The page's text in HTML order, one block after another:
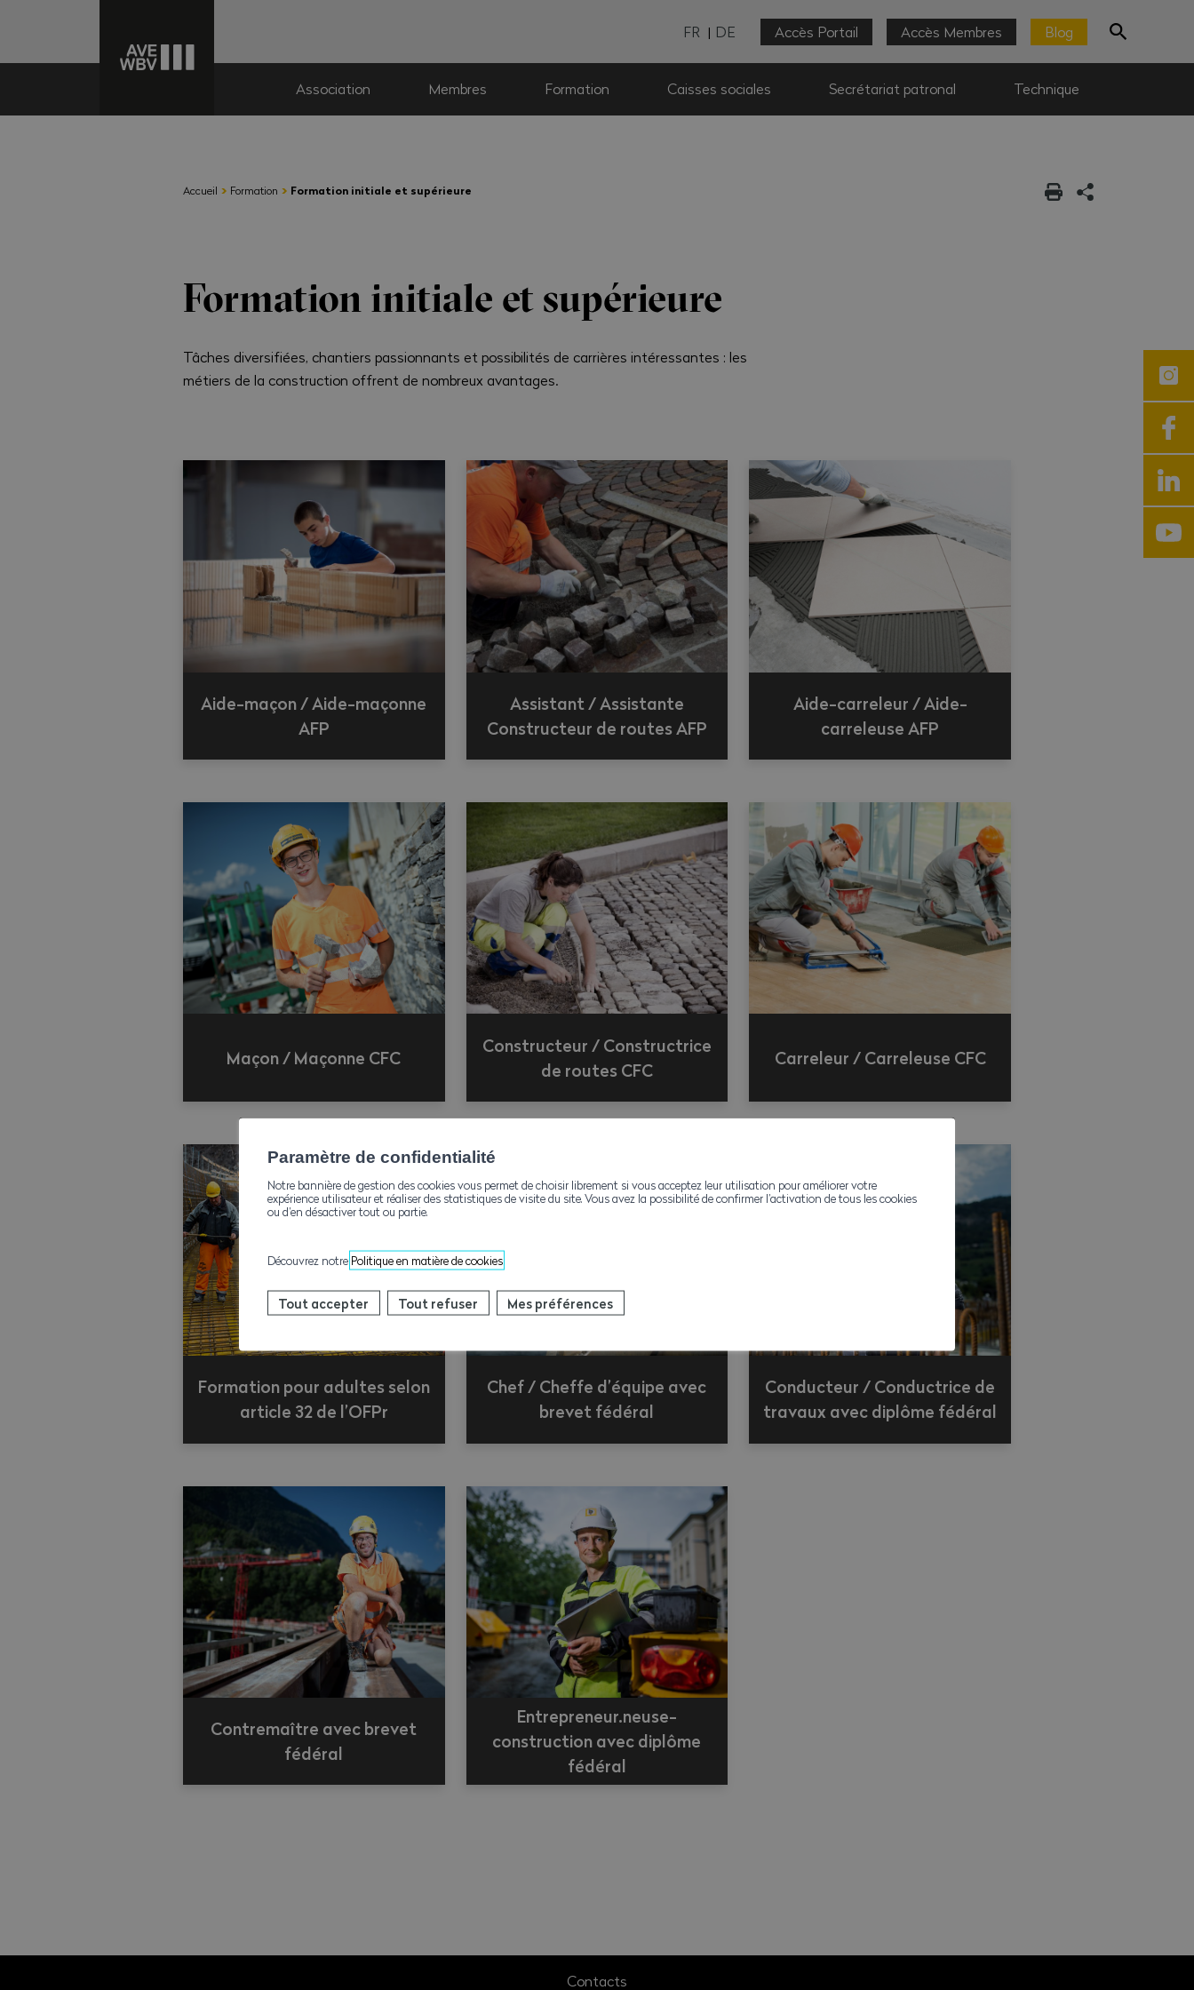
FR DE Accès Portail Accès Membres Blog
Association Membres Formation Caisses sociales Secrétariat patronal Technique
Accueil › Formation › Formation initiale et supérieure
Formation initiale et supérieure
Tâches diversifiées, chantiers passionnants et possibilités de carrières intéressantes : les
métiers de la construction offrent de nombreux avantages.
Aide-maçon / Aide-maçonne
AFP
Assistant / Assistante
Constructeur de routes AFP
Aide-carreleur / Aide-
carreleuse AFP
Maçon / Maçonne CFC
Constructeur / Constructrice
de routes CFC
Carreleur / Carreleuse CFC
Formation pour adultes selon
article 32 de l’OFPr
Chef / Cheffe d’équipe avec
brevet fédéral
Conducteur / Conductrice de
travaux avec diplôme fédéral
Contremaître avec brevet
fédéral
Entrepreneur.neuse-
construction avec diplôme
fédéral
Contacts
Paramètre de confidentialité
Notre bannière de gestion des cookies vous permet de choisir librement si vous acceptez leur utilisation pour améliorer votre
expérience utilisateur et réaliser des statistiques de visite du site. Vous avez la possibilité de confirmer l’activation de tous les cookies
ou d’en désactiver tout ou partie.
Découvrez notre Politique en matière de cookies
Tout accepter Tout refuser Mes préférences